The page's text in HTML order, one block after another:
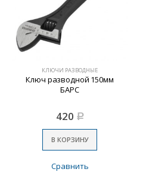
КЛЮЧИ РАЗВОДНЫЕ
Ключ разводной 150мм
БАРС
420 Р
В КОРЗИНУ
Сравнить